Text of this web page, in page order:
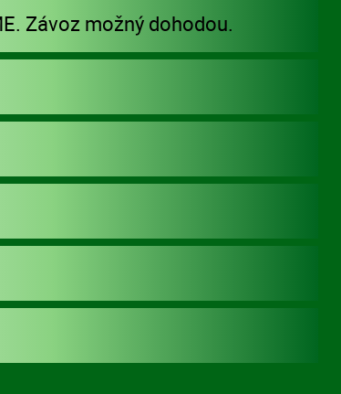
Závoz možný dohodou.